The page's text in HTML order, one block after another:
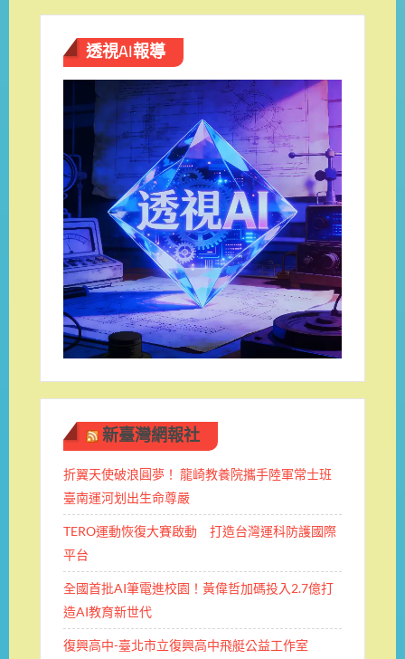
透視AI報導
新臺灣網報社
折翼天使破浪圓夢！ 龍崎教養院攜手陸軍常士班 ​
臺南運河划出生命尊嚴
TERO運動恢復大賽啟動 打造台灣運科防護國際
平台
全國首批AI筆電進校園！黃偉哲加碼投入2.7億打
造AI教育新世代
復興高中-臺北市立復興高中飛艇公益工作室